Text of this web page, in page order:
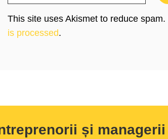
This site uses Akismet to reduce spam.
is processed.
și